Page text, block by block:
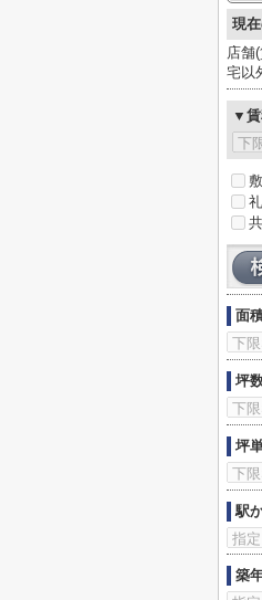
現
店舗
宅以
▼賃
面
坪
坪
駅
築